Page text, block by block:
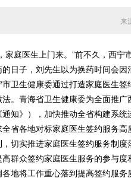
来
庭医生上门来。”前不久，西宁
日子，刘先生以为换药时间会
生健康委通过打造家庭医生签
。青海省卫生健康委为全面推
知》），加快推动全省构建系
各地对标家庭医生签约服务高
切实推进家庭医生签约服务制
群众签约家庭医生服务的参与
将工作重心落到提高签约服务